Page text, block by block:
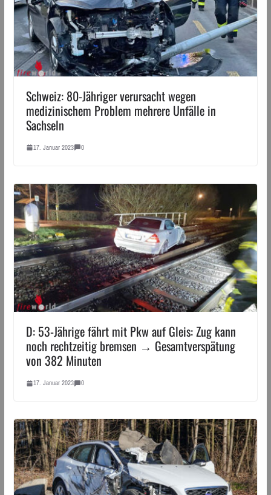
Schweiz: 80-Jähriger verursacht wegen
medizinischem Problem mehrere Unfälle in
Sachseln
17. Januar 2023 0
D: 53-Jährige fährt mit Pkw auf Gleis: Zug kann
noch rechtzeitig bremsen → Gesamtverspätung
von 382 Minuten
17. Januar 2023 0